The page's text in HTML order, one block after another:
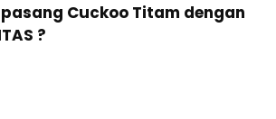
Cuckoo Titam dengan
?